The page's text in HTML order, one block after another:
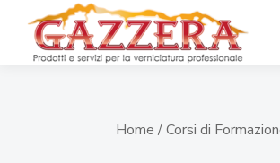
Home / Corsi di